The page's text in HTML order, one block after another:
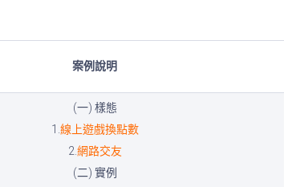
案例說明
(一) 樣態
1. 線上遊戲換點數
2. 網路交友
(二) 實例